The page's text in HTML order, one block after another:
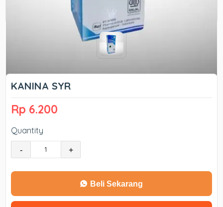
KANINA SYR
Rp 6.200
Quantity
- +
Beli Sekarang